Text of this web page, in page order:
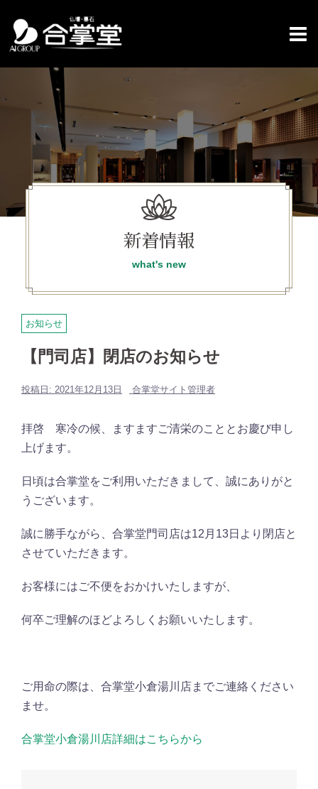
テ
ン
新着情報
what's new
お知らせ
【門司店】閉店のお知らせ
投稿日: 2021年12月13日 合掌堂サイト管理者
拝啓 寒冷の候、ますますご清栄のこととお慶び申し
上げます。
日頃は合掌堂をご利用いただきまして、誠にありがと
うございます。
誠に勝手ながら、合掌堂門司店は12月13日より閉店と
させていただきます。
お客様にはご不便をおかけいたしますが、
何卒ご理解のほどよろしくお願いいたします。
ご用命の際は、合掌堂小倉湯川店までご連絡ください
ませ。
合掌堂小倉湯川店詳細はこちらから